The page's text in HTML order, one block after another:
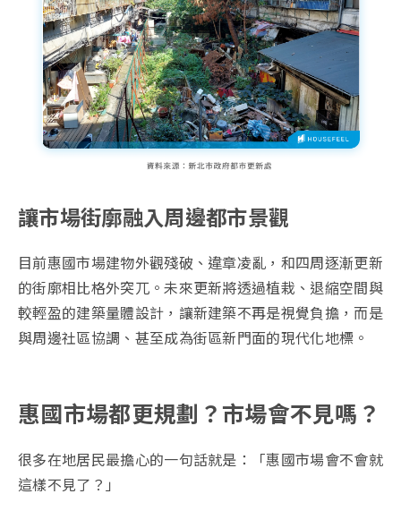
讓市場街廓融入周邊都市景觀
目前惠國市場建物外觀殘破、違章凌亂，和四周逐漸更新
的街廓相比格外突兀。未來更新將透過植栽、退縮空間與
較輕盈的建築量體設計，讓新建築不再是視覺負擔，而是
與周邊社區協調、甚至成為街區新門面的現代化地標。
惠國市場都更規劃？市場會不見嗎？
很多在地居民最擔心的一句話就是：「惠國市場會不會就
這樣不見了？」